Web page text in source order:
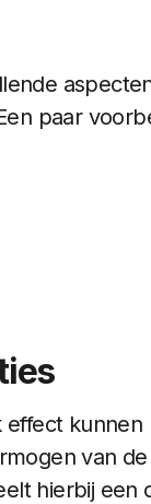
paar
effect
van
hierbij een